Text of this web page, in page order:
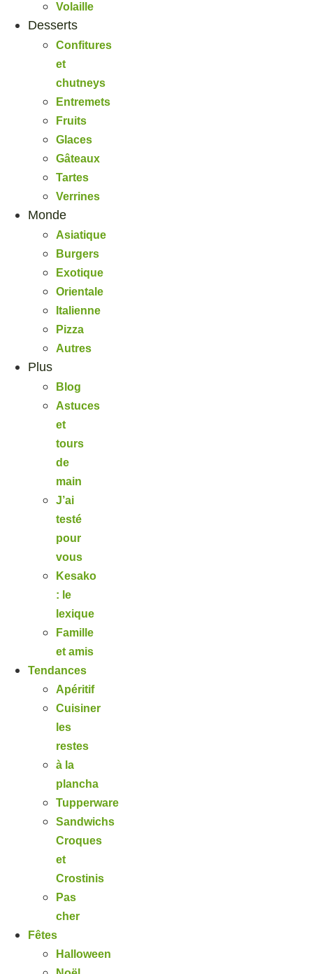
Volaille
Desserts
Confitures
et
chutneys
Entremets
Fruits
Glaces
Gâteaux
Tartes
Verrines
Monde
Asiatique
Burgers
Exotique
Orientale
Italienne
Pizza
Autres
Plus
Blog
Astuces
et
tours
de
main
J’ai
testé
pour
vous
Kesako
: le
lexique
Famille
et amis
Tendances
Apéritif
Cuisiner
les
restes
à la
plancha
Tupperware
Sandwichs
Croques
et
Crostinis
Pas
cher
Fêtes
Halloween